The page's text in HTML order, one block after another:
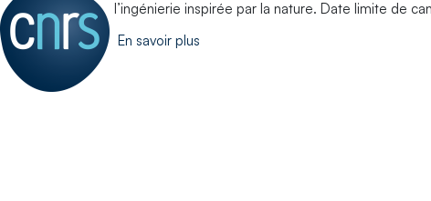
l’ingénierie inspirée par la nature. Date limite de
En savoir plus